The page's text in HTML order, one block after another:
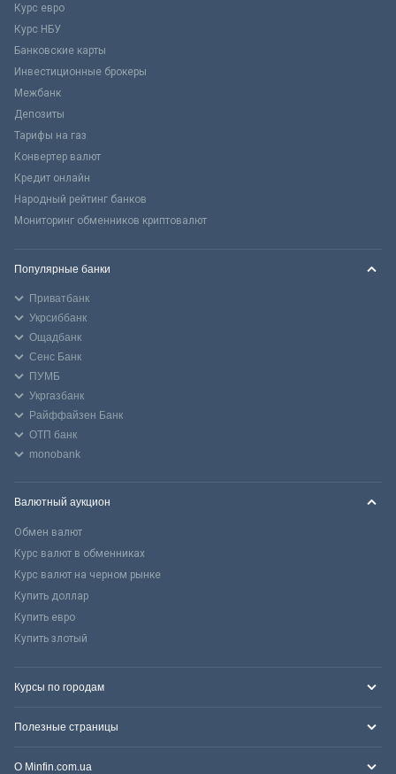
Курс евро
Курс НБУ
Банковские карты
Инвестиционные брокеры
Межбанк
Депозиты
Тарифы на газ
Конвертер валют
Кредит онлайн
Народный рейтинг банков
Мониторинг обменников криптовалют
Популярные банки
Приватбанк
Укрсиббанк
Ощадбанк
Сенс Банк
ПУМБ
Укргазбанк
Райффайзен Банк
ОТП банк
monobank
Валютный аукцион
Обмен валют
Курс валют в обменниках
Курс валют на черном рынке
Купить доллар
Купить евро
Купить злотый
Курсы по городам
Полезные страницы
О Minfin.com.ua